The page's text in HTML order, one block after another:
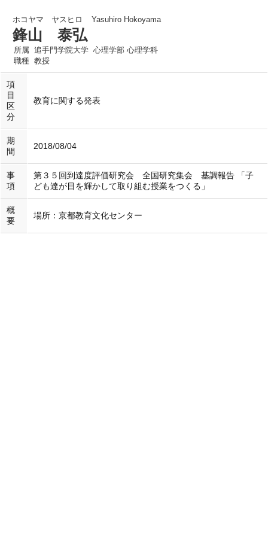
ホコヤマ ヤスヒロ Yasuhiro Hokoyama
鋒山 泰弘
所属 追手門学院大学 心理学部 心理学科
職種 教授
項
目
区
分
教育に関する発表
期
間
2018/08/04
事
項
第３５回到達度評価研究会 全国研究集会 基調報告 「子
ども達が目を輝かして取り組む授業をつくる」
概
要
場所：京都教育文化センター